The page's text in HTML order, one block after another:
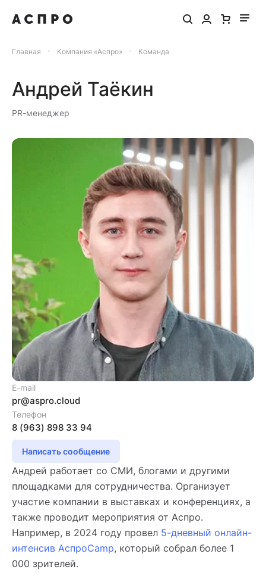
Главная Компания «Аспро» Команда
Андрей Таёкин
PR-менеджер
E-mail
pr@aspro.cloud
Телефон
8 (963) 898 33 94
Написать сообщение
Андрей работает со СМИ, блогами и другими
площадками для сотрудничества. Организует
участие компании в выставках и конференциях, а
также проводит мероприятия от Аспро.
Например, в 2024 году провел 5-дневный онлайн-
интенсив АспроCamp, который собрал более 1
000 зрителей.